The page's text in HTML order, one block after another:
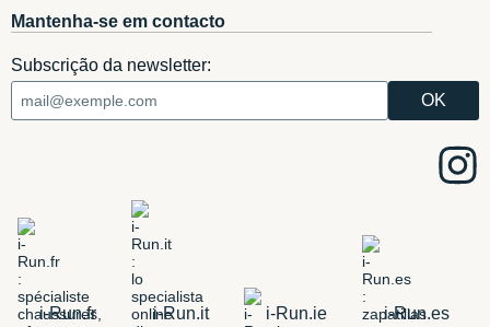
Mantenha-se em contacto
Subscrição da newsletter:
i-Run.fr i-Run.it i-Run.ie i-Run.es